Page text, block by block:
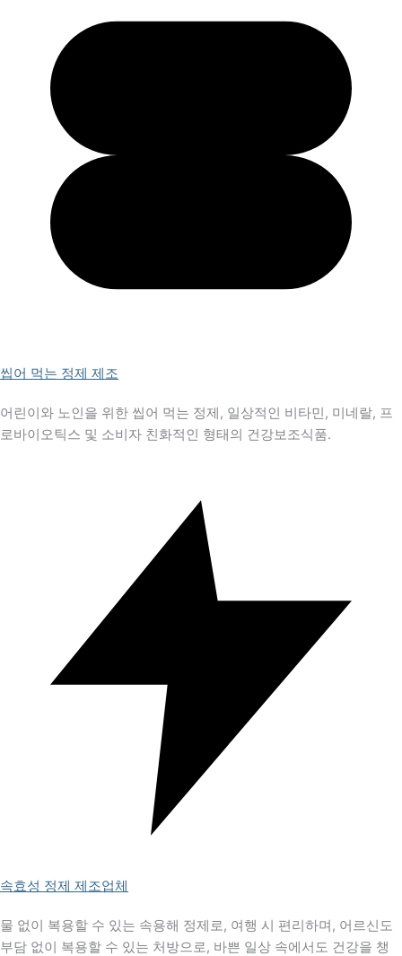
씹어 먹는 정제 제조
어린이와 노인을 위한 씹어 먹는 정제, 일상적인 비타민, 미네랄, 프
로바이오틱스 및 소비자 친화적인 형태의 건강보조식품.
속효성 정제 제조업체
물 없이 복용할 수 있는 속용해 정제로, 여행 시 편리하며, 어르신도
부담 없이 복용할 수 있는 처방으로, 바쁜 일상 속에서도 건강을 챙